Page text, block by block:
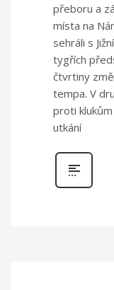
přeboru a
místa na
sehráli s
tygřích
čtvrtiny
tempa. V
proti
utkání